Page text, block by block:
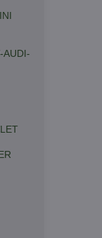
AUDI-